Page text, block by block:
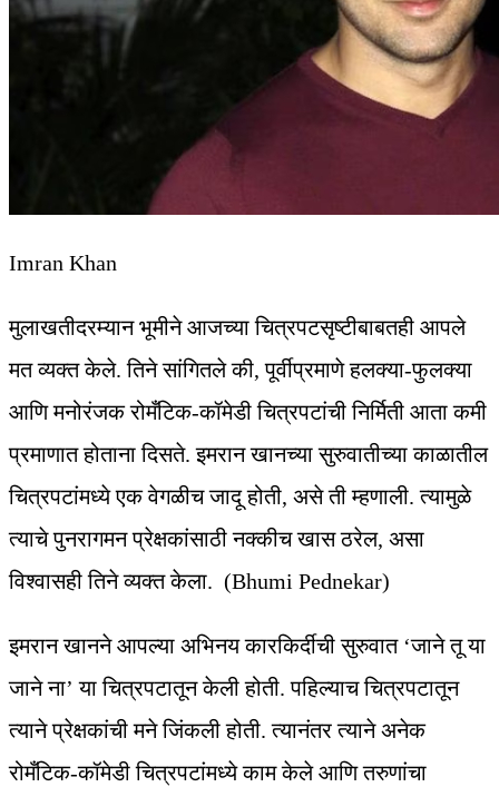
Imran Khan
मुलाखतीदरम्यान भूमीने आजच्या चित्रपटसृष्टीबाबतही आपले
मत व्यक्त केले. तिने सांगितले की, पूर्वीप्रमाणे हलक्या-फुलक्या
आणि मनोरंजक रोमँटिक-कॉमेडी चित्रपटांची निर्मिती आता कमी
प्रमाणात होताना दिसते. इमरान खानच्या सुरुवातीच्या काळातील
चित्रपटांमध्ये एक वेगळीच जादू होती, असे ती म्हणाली. त्यामुळे
त्याचे पुनरागमन प्रेक्षकांसाठी नक्कीच खास ठरेल, असा
विश्वासही तिने व्यक्त केला. (Bhumi Pednekar)
इमरान खानने आपल्या अभिनय कारकिर्दीची सुरुवात ‘जाने तू या
जाने ना’ या चित्रपटातून केली होती. पहिल्याच चित्रपटातून
त्याने प्रेक्षकांची मने जिंकली होती. त्यानंतर त्याने अनेक
रोमँटिक-कॉमेडी चित्रपटांमध्ये काम केले आणि तरुणांचा